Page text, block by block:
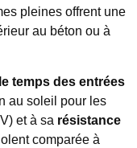
pleines offrent une
au béton ou à
temps des entrées
au soleil pour les
et à sa résistance
comparée à